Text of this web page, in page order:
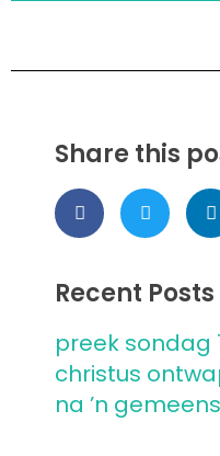
Share this
Recent Posts
preek sondag
christus
na ’n